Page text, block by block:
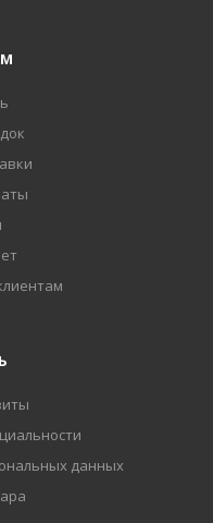
данных